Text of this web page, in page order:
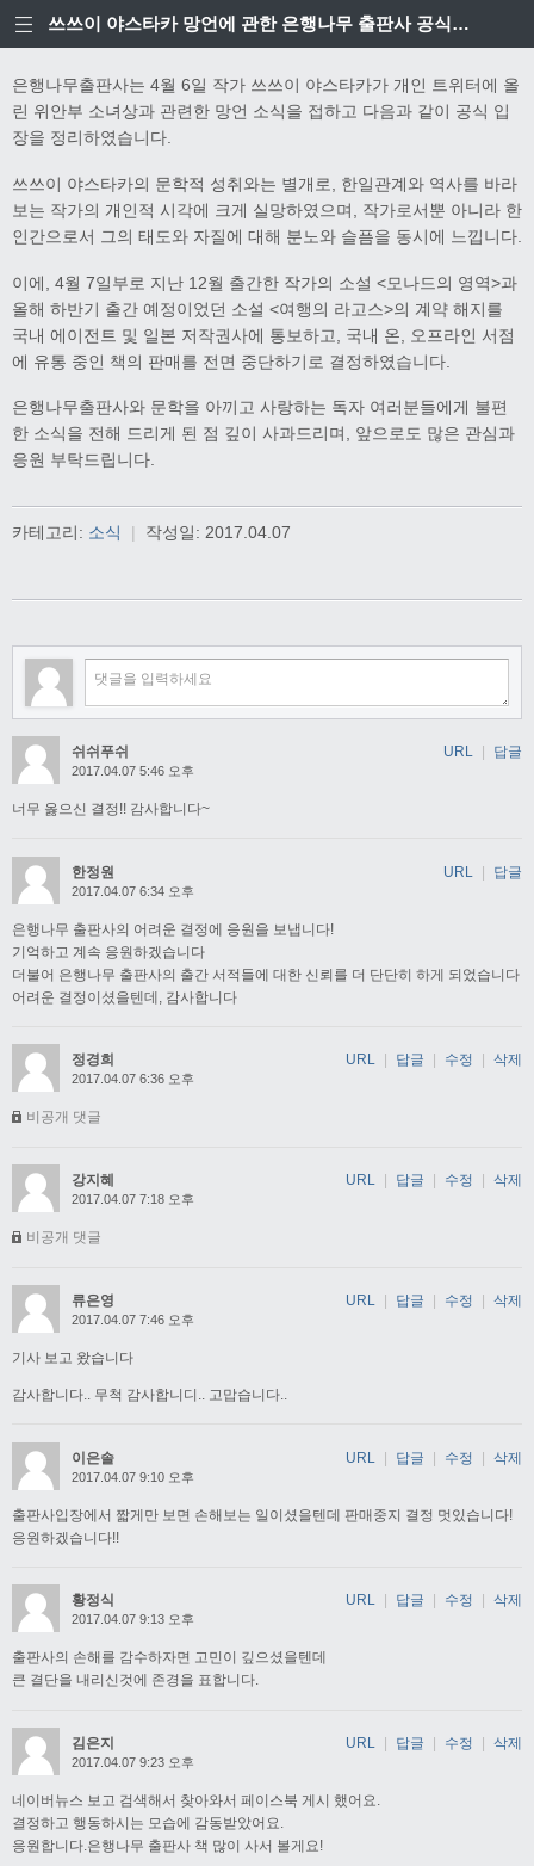
쓰쓰이 야스타카 망언에 관한 은행나무 출판사 공식입장
은행나무출판사는 4월 6일 작가 쓰쓰이 야스타카가 개인 트위터에 올
린 위안부 소녀상과 관련한 망언 소식을 접하고 다음과 같이 공식 입
장을 정리하였습니다.
쓰쓰이 야스타카의 문학적 성취와는 별개로, 한일관계와 역사를 바라
보는 작가의 개인적 시각에 크게 실망하였으며, 작가로서뿐 아니라 한
인간으로서 그의 태도와 자질에 대해 분노와 슬픔을 동시에 느낍니다.
이에, 4월 7일부로 지난 12월 출간한 작가의 소설 <모나드의 영역>과
올해 하반기 출간 예정이었던 소설 <여행의 라고스>의 계약 해지를
국내 에이전트 및 일본 저작권사에 통보하고, 국내 온, 오프라인 서점
에 유통 중인 책의 판매를 전면 중단하기로 결정하였습니다.
은행나무출판사와 문학을 아끼고 사랑하는 독자 여러분들에게 불편
한 소식을 전해 드리게 된 점 깊이 사과드리며, 앞으로도 많은 관심과
응원 부탁드립니다.
카테고리: 소식 | 작성일: 2017.04.07
쉬쉬푸쉬
2017.04.07 5:46 오후
너무 옳으신 결정!! 감사합니다~
URL | 답글
한정원
2017.04.07 6:34 오후
은행나무 출판사의 어려운 결정에 응원을 보냅니다!
기억하고 계속 응원하겠습니다
더불어 은행나무 출판사의 출간 서적들에 대한 신뢰를 더 단단히 하게 되었습니다
어려운 결정이셨을텐데, 감사합니다
URL | 답글
정경희
2017.04.07 6:36 오후
비공개 댓글
URL 답글 수정 삭제
강지혜
2017.04.07 7:18 오후
비공개 댓글
URL 답글 수정 삭제
류은영
2017.04.07 7:46 오후
기사 보고 왔습니다
감사합니다.. 무척 감사합니디.. 고맙습니다..
URL 답글 수정 삭제
이은솔
2017.04.07 9:10 오후
출판사입장에서 짧게만 보면 손해보는 일이셨을텐데 판매중지 결정 멋있습니다!
응원하겠습니다!!
URL | 답글 | 수정 | 삭제
황정식
2017.04.07 9:13 오후
출판사의 손해를 감수하자면 고민이 깊으셨을텐데
큰 결단을 내리신것에 존경을 표합니다.
URL 답글 수정 삭제
김은지
2017.04.07 9:23 오후
네이버뉴스 보고 검색해서 찾아와서 페이스북 게시 했어요.
결정하고 행동하시는 모습에 감동받았어요.
응원합니다.은행나무 출판사 책 많이 사서 볼게요!
URL 답글 수정 삭제